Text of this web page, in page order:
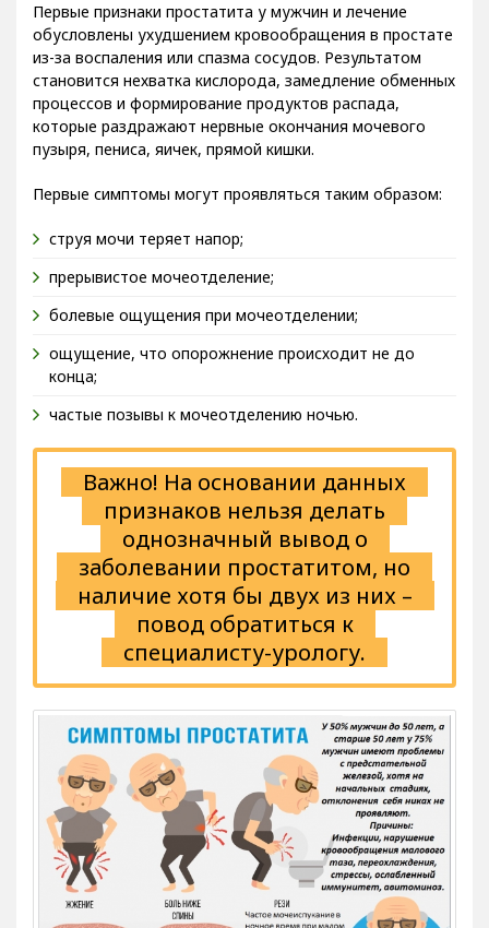
Первые признаки простатита у мужчин и лечение
обусловлены ухудшением кровообращения в простате
из-за воспаления или спазма сосудов. Результатом
становится нехватка кислорода, замедление обменных
процессов и формирование продуктов распада,
которые раздражают нервные окончания мочевого
пузыря, пениса, яичек, прямой кишки.
Первые симптомы могут проявляться таким образом:
струя мочи теряет напор;
прерывистое мочеотделение;
болевые ощущения при мочеотделении;
ощущение, что опорожнение происходит не до
конца;
частые позывы к мочеотделению ночью.
Важно! На основании данных
признаков нельзя делать
однозначный вывод о
заболевании простатитом, но
наличие хотя бы двух из них –
повод обратиться к
специалисту-урологу.